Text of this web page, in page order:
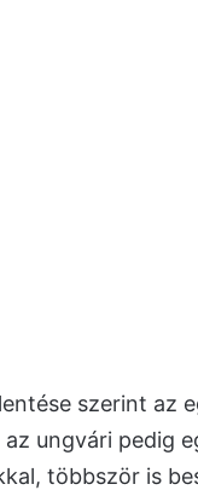
szerint az
ungvári pedig
többször is